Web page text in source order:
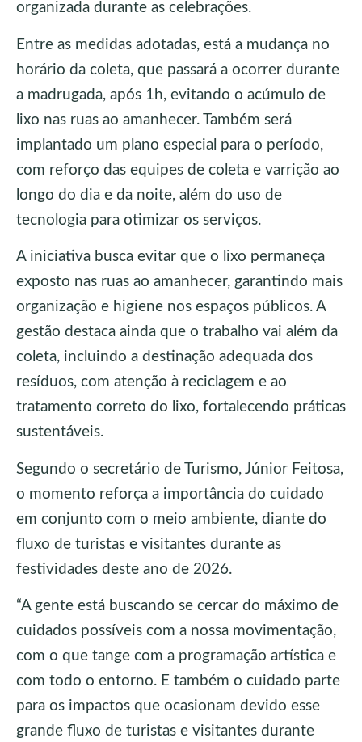
organizada durante as celebrações.
Entre as medidas adotadas, está a mudança no
horário da coleta, que passará a ocorrer durante
a madrugada, após 1h, evitando o acúmulo de
lixo nas ruas ao amanhecer. Também será
implantado um plano especial para o período,
com reforço das equipes de coleta e varrição ao
longo do dia e da noite, além do uso de
tecnologia para otimizar os serviços.
A iniciativa busca evitar que o lixo permaneça
exposto nas ruas ao amanhecer, garantindo mais
organização e higiene nos espaços públicos. A
gestão destaca ainda que o trabalho vai além da
coleta, incluindo a destinação adequada dos
resíduos, com atenção à reciclagem e ao
tratamento correto do lixo, fortalecendo práticas
sustentáveis.
Segundo o secretário de Turismo, Júnior Feitosa,
o momento reforça a importância do cuidado
em conjunto com o meio ambiente, diante do
fluxo de turistas e visitantes durante as
festividades deste ano de 2026.
“A gente está buscando se cercar do máximo de
cuidados possíveis com a nossa movimentação,
com o que tange com a programação artística e
com todo o entorno. E também o cuidado parte
para os impactos que ocasionam devido esse
grande fluxo de turistas e visitantes durante